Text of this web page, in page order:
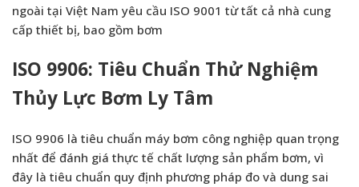
ngoài tại Việt Nam yêu cầu ISO 9001 từ tất cả nhà cung
cấp thiết bị, bao gồm bơm
ISO 9906: Tiêu Chuẩn Thử Nghiệm
Thủy Lực Bơm Ly Tâm
ISO 9906 là tiêu chuẩn máy bơm công nghiệp quan trọng
nhất để đánh giá thực tế chất lượng sản phẩm bơm, vì
đây là tiêu chuẩn quy định phương pháp đo và dung sai